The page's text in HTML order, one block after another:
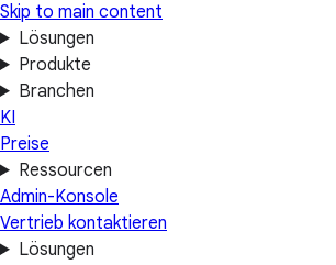
Skip to main content
Lösungen
Produkte
Branchen
KI
Preise
Ressourcen
Admin-Konsole
Vertrieb kontaktieren
Lösungen